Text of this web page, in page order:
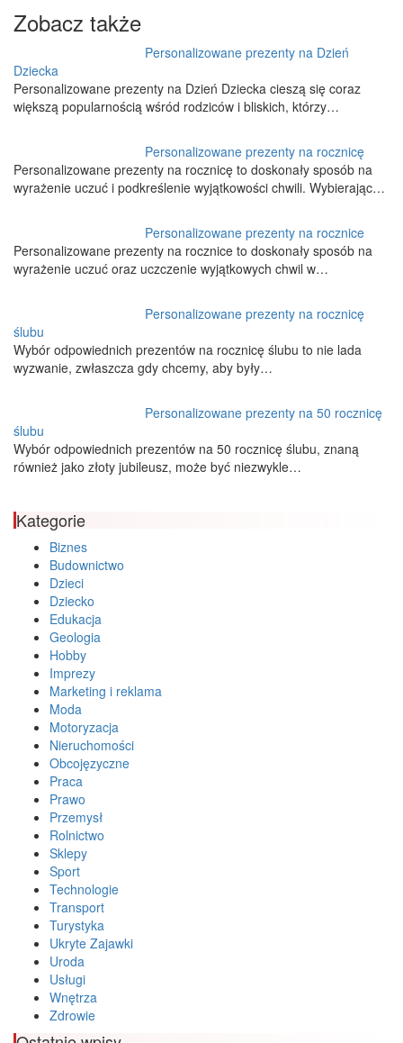
Zobacz także
Personalizowane prezenty na Dzień
Dziecka
Personalizowane prezenty na Dzień Dziecka cieszą się coraz
większą popularnością wśród rodziców i bliskich, którzy…
Personalizowane prezenty na rocznicę
Personalizowane prezenty na rocznicę to doskonały sposób na
wyrażenie uczuć i podkreślenie wyjątkowości chwili. Wybierając…
Personalizowane prezenty na rocznice
Personalizowane prezenty na rocznice to doskonały sposób na
wyrażenie uczuć oraz uczczenie wyjątkowych chwil w…
Personalizowane prezenty na rocznicę
ślubu
Wybór odpowiednich prezentów na rocznicę ślubu to nie lada
wyzwanie, zwłaszcza gdy chcemy, aby były…
Personalizowane prezenty na 50 rocznicę
ślubu
Wybór odpowiednich prezentów na 50 rocznicę ślubu, znaną
również jako złoty jubileusz, może być niezwykle…
Kategorie
Biznes
Budownictwo
Dzieci
Dziecko
Edukacja
Geologia
Hobby
Imprezy
Marketing i reklama
Moda
Motoryzacja
Nieruchomości
Obcojęzyczne
Praca
Prawo
Przemysł
Rolnictwo
Sklepy
Sport
Technologie
Transport
Turystyka
Ukryte Zajawki
Uroda
Usługi
Wnętrza
Zdrowie